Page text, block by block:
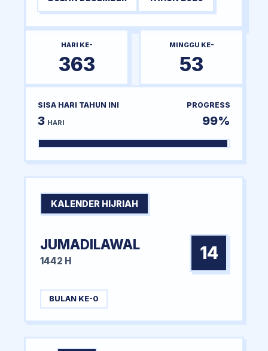
HARI KE-
363
MINGGU KE-
53
SISA HARI TAHUN INI
3 HARI
PROGRESS
99%
KALENDER HIJRIAH
JUMADILAWAL
1442 H 14
BULAN KE-0